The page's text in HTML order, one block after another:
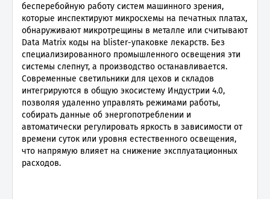
бесперебойную работу систем машинного зрения,
которые инспектируют микросхемы на печатных платах,
обнаруживают микротрещины в металле или считывают
Data Matrix коды на blister-упаковке лекарств. Без
специализированного промышленного освещения эти
системы слепнут, а производство останавливается.
Современные светильники для цехов и складов
интегрируются в общую экосистему Индустрии 4.0,
позволяя удаленно управлять режимами работы,
собирать данные об энергопотреблении и
автоматически регулировать яркость в зависимости от
времени суток или уровня естественного освещения,
что напрямую влияет на снижение эксплуатационных
расходов.